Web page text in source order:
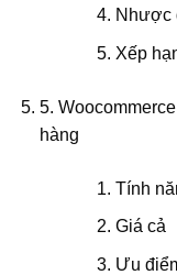
Nhược
Xếp
5.
hàng
Tính
Giá cả
Ưu